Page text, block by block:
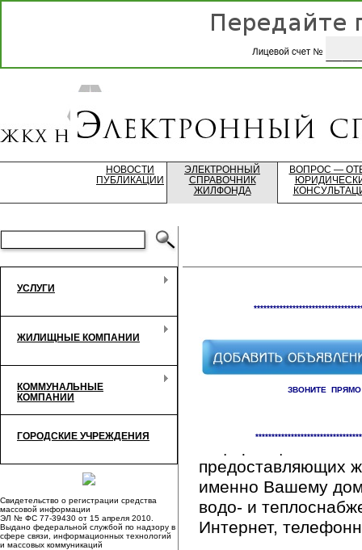
НОВОСТИ
ПУБЛИКАЦИИ
ЭЛЕКТРОННЫЙ
СПРАВОЧНИК
ЖИЛФОНДА
ВОПРОС —
УСЛУГИ
ЖИЛИЩНЫЕ КОМПАНИИ
КОММУНАЛЬНЫЕ
КОМПАНИИ
ГОРОДСКИЕ УЧРЕЖДЕНИЯ
Свидетельство о регистрации средства
массовой информации
ЭЛ № ФС 77-39430 от 15 апреля 2010.
Выдано федеральной службой по надзору в
сфере связи, информационных технологий
и массовых коммуникаций
ЗВОНИТЕ
предоставляющих
именно Вашему
водо- и
Интернет,